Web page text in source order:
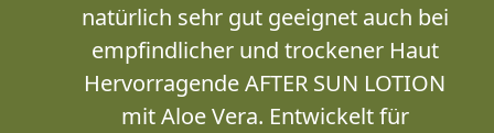
natürlich sehr gut geeignet auch bei
empfindlicher und trockener Haut
Hervorragende AFTER SUN LOTION
mit Aloe Vera. Entwickelt für